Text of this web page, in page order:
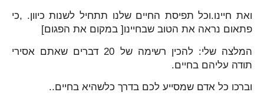
ואת חיינו.וכל תפיסת החיים שלנו תתחיל לשנות כיוון. ,כי
פתאום נראה את הטוב שבחיינו[ במקום את הפגום]
המלצה שלי: להכין רשימה של 20 דברים שאתם אסירי
תודה עליהם בחיים.
וברכו כל אדם שמסייע לכם בדרך כלשהיא בחיים..